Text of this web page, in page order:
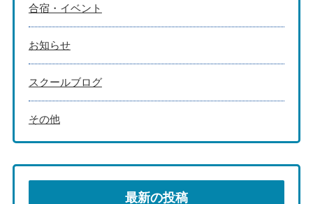
合宿・イベント
お知らせ
スクールブログ
その他
最新の投稿